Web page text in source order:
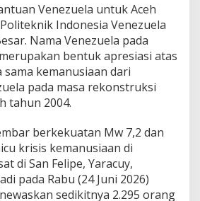
Venezuela untuk Aceh
Indonesia Venezuela
Nama Venezuela pada
bentuk apresiasi atas
kemanusiaan dari
pada masa rekonstruksi
tahun 2004.
berkekuatan Mw 7,2 dan
krisis kemanusiaan di
di San Felipe, Yaracuy,
pada Rabu (24 Juni 2026)
sedikitnya 2.295 orang